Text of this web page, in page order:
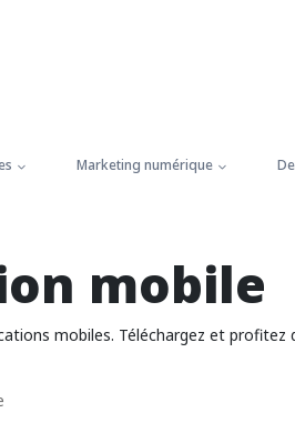
Marketing numérique
mobile
mobiles. Téléchargez et